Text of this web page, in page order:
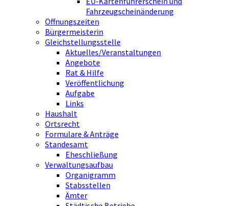
Fahrzeugscheinänderung
Öffnungszeiten
Bürgermeisterin
Gleichstellungsstelle
Aktuelles/Veranstaltungen
Angebote
Rat & Hilfe
Veröffentlichung
Aufgabe
Links
Haushalt
Ortsrecht
Formulare & Anträge
Standesamt
Eheschließung
Verwaltungsaufbau
Organigramm
Stabsstellen
Ämter